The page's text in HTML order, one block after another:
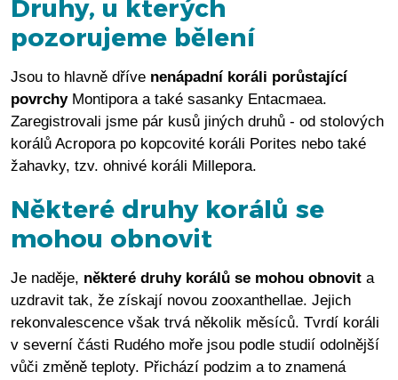
Druhy, u kterých
pozorujeme bělení
Jsou to hlavně dříve nenápadní koráli porůstající
povrchyMontipora a také sasanky Entacmaea.
Zaregistrovali jsme pár kusů jiných druhů - od stolových
korálů Acropora po kopcovité koráli Porites nebo také
žahavky, tzv. ohnivé koráli Millepora.
Některé druhy korálů se
mohou obnovit
Je naděje, některé druhy korálů se mohou obnovit a
uzdravit tak, že získají novou zooxanthellae. Jejich
rekonvalescence však trvá několik měsíců. Tvrdí koráli
v severní části Rudého moře jsou podle studií odolnější
vůči změně teploty. Přichází podzim a to znamená